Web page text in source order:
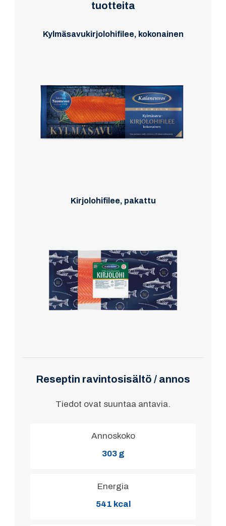
tuotteita
Kylmäsavukirjolohifilee, kokonainen
Kirjolohifilee, pakattu
Reseptin ravintosisältö / annos
Tiedot ovat suuntaa antavia.
Annoskoko
303 g
Energia
541 kcal